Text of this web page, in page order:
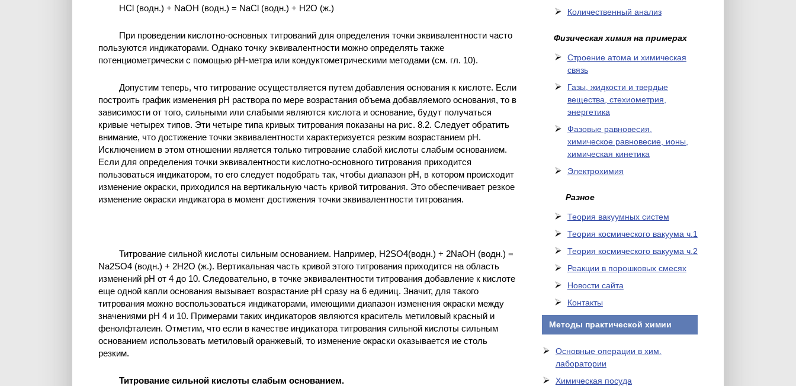
HCl (водн.) + NaOH (водн.) = NaCl (водн.) + H2O (ж.)
При проведении кислотно-основных титрований для определения точки эквивалентности часто
пользуются индикаторами. Однако точку эквивалентности можно определять также
потенциометрически с помощью рН-метра или кондуктометрическими методами (см. гл. 10).
Допустим теперь, что титрование осуществляется путем добавления основания к кислоте. Если
построить график изменения рН раствора по мере возрастания объема добавляемого основания, то в
зависимости от того, сильными или слабыми являются кислота и основание, будут получаться
кривые четырех типов. Эти четыре типа кривых титрования показаны на рис. 8.2. Следует обратить
внимание, что достижение точки эквивалентности характеризуется резким возрастанием рН.
Исключением в этом отношении является только титрование слабой кислоты слабым основанием.
Если для определения точки эквивалентности кислотно-основного титрования приходится
пользоваться индикатором, то его следует подобрать так, чтобы диапазон рН, в котором происходит
изменение окраски, приходился на вертикальную часть кривой титрования. Это обеспечивает резкое
изменение окраски индикатора в момент достижения точки эквивалентности титрования.
Титрование сильной кислоты сильным основанием. Например, H2SO4(водн.) + 2NaOH (водн.) =
Na2SO4 (водн.) + 2H2O (ж.). Вертикальная часть кривой этого титрования приходится на область
изменений рН от 4 до 10. Следовательно, в точке эквивалентности титрования добавление к кислоте
еще одной капли основания вызывает возрастание рН сразу на 6 единиц. Значит, для такого
титрования можно воспользоваться индикаторами, имеющими диапазон изменения окраски между
значениями рН 4 и 10. Примерами таких индикаторов являются краситель метиловый красный и
фенолфталеин. Отметим, что если в качестве индикатора титрования сильной кислоты сильным
основанием использовать метиловый оранжевый, то изменение окраски оказывается ие столь
резким.
Титрование сильной кислоты слабым основанием.
Количественный анализ
Физическая химия на примерах
Cтроение атома и химическая
связь
Газы, жидкости и твердые
вещества, стехиометрия,
энергетика
Фазовые равновесия,
химическое равновесие, ионы,
химическая кинетика
Электрохимия
Разное
Теория вакуумных систем
Теория космического вакуума ч.1
Теория космического вакуума ч.2
Реакции в порошковых смесях
Новости сайта
Контакты
Методы практической химии
Основные операции в хим.
лаборатории
Химическая посуда